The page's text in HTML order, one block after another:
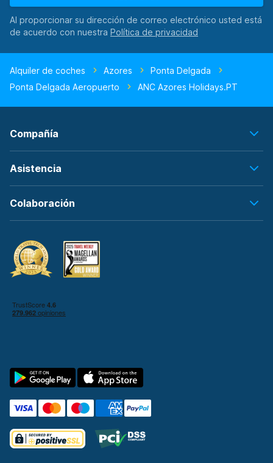
Al proporcionar su dirección de correo electrónico usted está
de acuerdo con nuestra
Alquiler de coches Azores
Ponta Delgada
Ponta Delgada Aeropuerto
ANC Azores Holidays.PT
Compañía
Asistencia
Colaboración